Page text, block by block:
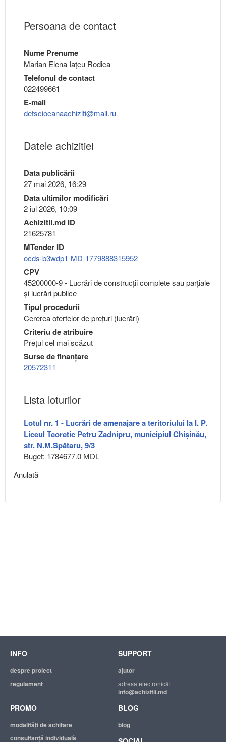
Persoana de contact
Nume Prenume
Marian Elena Iațcu Rodica
Telefonul de contact
022499661
E-mail
detsciocanaachiziti@mail.ru
Datele achizitiei
Data publicării
27 mai 2026, 16:29
Data ultimilor modificări
2 iul 2026, 10:09
Achizitii.md ID
21625781
MTender ID
ocds-b3wdp1-MD-1779888315952
CPV
45200000-9 - Lucrări de construcţii complete sau parţiale
şi lucrări publice
Tipul procedurii
Cererea ofertelor de prețuri (lucrări)
Criteriu de atribuire
Preţul cel mai scăzut
Surse de finanțare
20572311
Lista loturilor
Lotul nr. 1 - Lucrări de amenajare a teritoriului la I. P.
Liceul Teoretic Petru Zadnipru, municipiul Chișinău,
str. N.M.Spătaru, 9/3
Buget: 1784677.0 MDL
Anulată
INFO
despre proiect
regulament
SUPPORT
ajutor
adresa electronică:
info@achizitii.md
PROMO
modalităţi de achitare
consultanță individuală
BLOG
blog